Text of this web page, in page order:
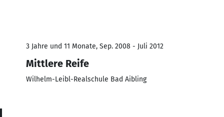
3 Jahre und 11 Monate, Sep. 2008 - Juli 2012
Mittlere Reife
Wilhelm-Leibl-Realschule Bad Aibling